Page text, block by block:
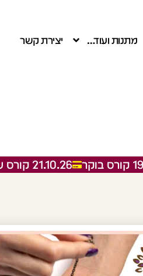
מתנות ועוד… יצירת קשר
21.10.26 קורס ערב
ליצירת קשר